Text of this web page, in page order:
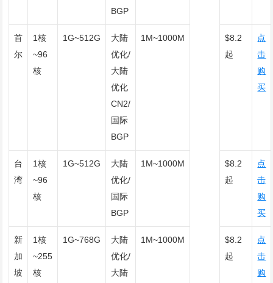
BGP
首
尔
1核
~96
核
1G~512G
大陆
优化/
大陆
优化
CN2/
国际
BGP
1M~1000M
$8.2
起
点
击
购
买
台
湾
1核
~96
核
1G~512G
大陆
优化/
国际
BGP
1M~1000M
$8.2
起
点
击
购
买
新
加
坡
1核
~255
核
1G~768G
大陆
优化/
大陆
1M~1000M
$8.2
起
点
击
购